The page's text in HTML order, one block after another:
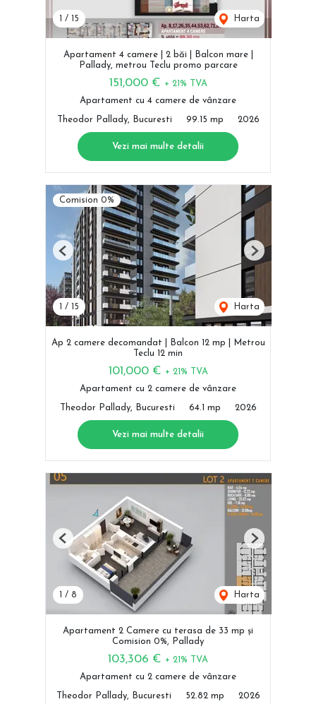
/ 15 Harta
Apartament 4 camere | 2 băi | Balcon mare |
Pallady, metrou Teclu promo parcare
151,000 € + 21% TVA
Apartament cu 4 camere de vânzare
Theodor Pallady, Bucuresti 99.15 mp 2026
Vezi mai multe detalii
Comision 0%
/ 15 Harta
Previous Next
Ap 2 camere decomandat | Balcon 12 mp | Metrou
Teclu 12 min
101,000 € + 21% TVA
Apartament cu 2 camere de vânzare
Theodor Pallady, Bucuresti 64.1 mp 2026
Vezi mai multe detalii
1 / 8 Harta
Previous Next
Apartament 2 Camere cu terasa de 33 mp și
Comision 0%, Pallady
103,306 € + 21% TVA
Apartament cu 2 camere de vânzare
Theodor Pallady, Bucuresti 52.82 mp 2026